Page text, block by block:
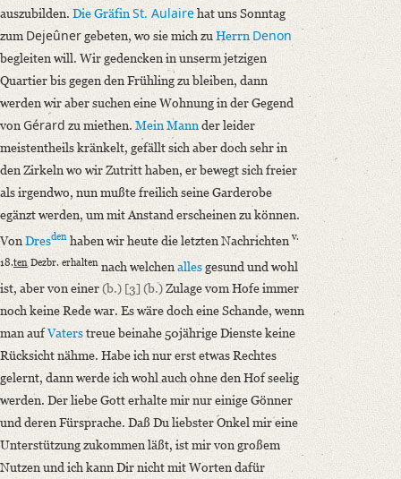
auszubilden. Die GräfinSt. Aulairehat uns Sonntag
zum Dejeûnergebeten, wo sie mich zu Herrn Denon
begleiten will. Wir gedencken in unserm jetzigen
Quartier bis gegen den Frühling zu bleiben, dann
werden wir aber suchen eine Wohnung in der Gegend
vonGérard zu miethen. Mein Mannder leider
meistentheils kränkelt, gefällt sich aber doch sehr in
den Zirkeln wo wir Zutritt haben, er bewegt sich freier
als irgendwo, nun mußte freilich seine Garderobe
egänzt werden, um mit Anstand erscheinen zu können.
VonDresden haben wir heute die letzten Nachrichtenv.
18.ten Dezbr. erhalten nach welchen allesgesund und wohl
ist, aber von einer (b.) [3](b.)Zulage vom Hofe immer
noch keine Rede war. Es wäre doch eine Schande, wenn
man aufVaterstreue beinahe 50jährige Dienste keine
Rücksicht nähme. Habe ich nur erst etwas Rechtes
gelernt, dann werde ich wohl auch ohne den Hof seelig
werden. Der liebe Gott erhalte mir nur einige Gönner
und deren Fürsprache. Daß Du liebster Onkel mir eine
Unterstützung zukommen läßt, ist mir von großem
Nutzen und ich kann Dir nicht mit Worten dafür